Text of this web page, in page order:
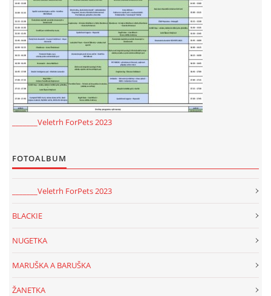
_______Veletrh ForPets 2023
FOTOALBUM
_______Veletrh ForPets 2023
BLACKIE
NUGETKA
MARUŠKA A BARUŠKA
ŽANETKA